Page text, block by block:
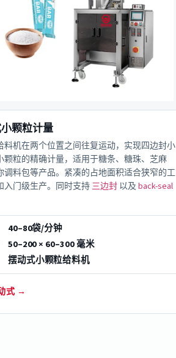
颗粒计量
料机在两个位置之间往复运动，实现四边封小
颗粒的精确计量，适用于糖条、糖珠、芝麻
调料包等产品。紧凑的占地面积适合狭窄的工
入门级生产。同时支持 三边封 以及back-seal
40–80袋/分钟
50–200 × 60–300 毫米
摆动式小颗粒给料机
式 →